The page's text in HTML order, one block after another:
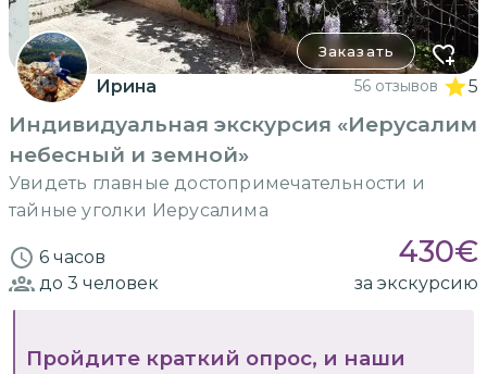
Заказать
Ирина 56 отзывов 5
Индивидуальная экскурсия «Иерусалим
небесный и земной»
Увидеть главные достопримечательности и
тайные уголки Иерусалима
6 часов 430€
до 3 человек за экскурсию
Пройдите краткий опрос, и наши